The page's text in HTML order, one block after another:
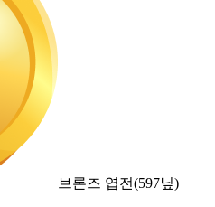
브론즈 엽전(597닢)